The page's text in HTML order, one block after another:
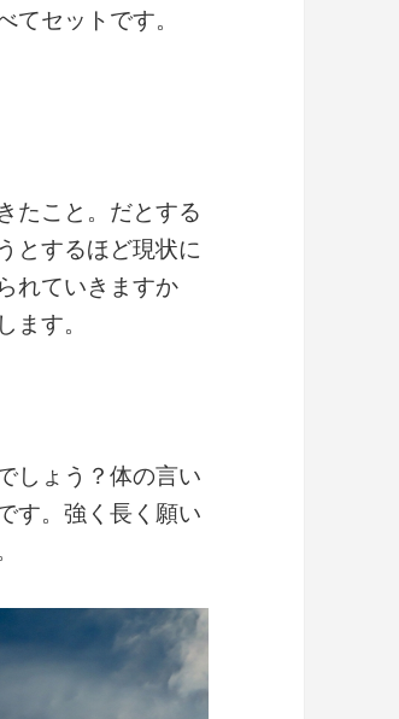
セットです。
たこと。だとする
とするほど現状に
れていきますか
す。
しょう？体の言い
す。強く長く願い